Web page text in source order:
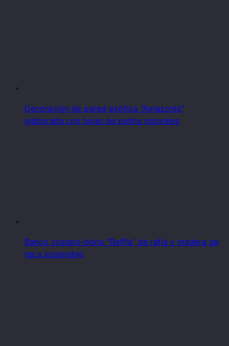
Decoración de pared exótica "Amazonia"
elaborada con hojas de palma naturales
Banco costero-boho "Raffia" de rafia y madera de
teca sostenible